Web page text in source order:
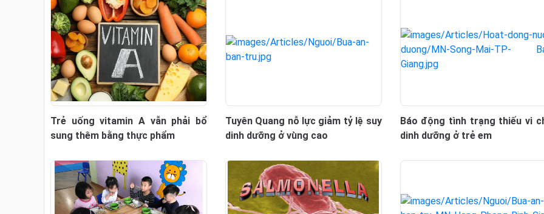
Trẻ uống vitamin A vẫn phải bổ
sung thêm bằng thực phẩm
Tuyên Quang nỗ lực giảm tỷ lệ suy
dinh dưỡng ở vùng cao
Báo động tình trạng thiếu vi
dinh dưỡng ở trẻ em